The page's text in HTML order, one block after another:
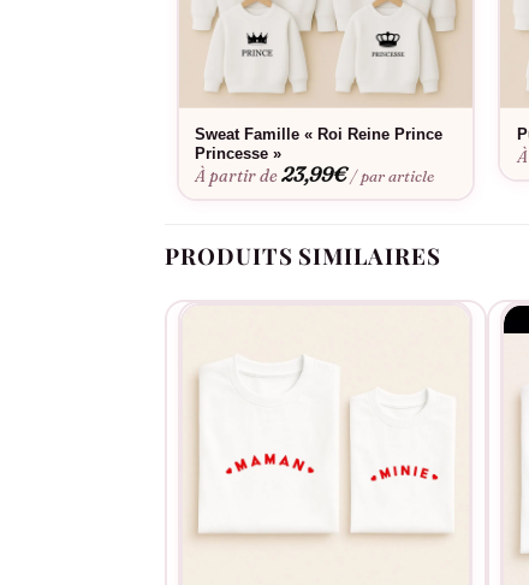
Sweat Famille « Roi Reine Prince
Princesse »
À partir de23,99€ / par article
PRODUITS SIMILAIRES